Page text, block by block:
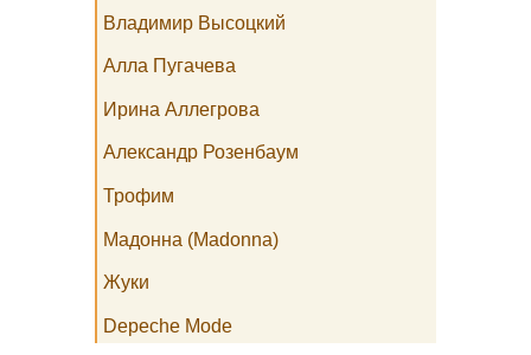
Владимир Высоцкий
Алла Пугачева
Ирина Аллегрова
Александр Розенбаум
Трофим
Мадонна (Madonna)
Жуки
Depeche Mode